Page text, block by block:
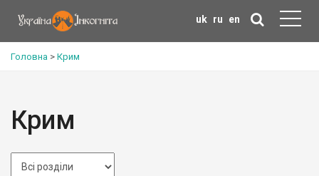
uk ru en
Головна > Крим
Крим